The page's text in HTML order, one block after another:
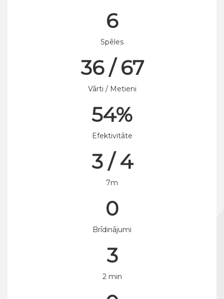
6
Spēles
36 / 67
Vārti / Metieni
54%
Efektivitāte
3 / 4
7m
0
Brīdinājumi
3
2 min